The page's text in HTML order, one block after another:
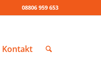
08806 959 653
Kontakt